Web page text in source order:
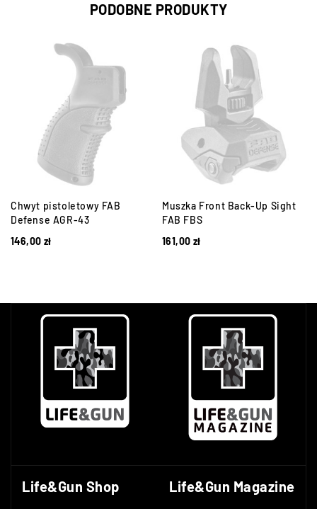
PODOBNE PRODUKTY
Chwyt pistoletowy FAB
Defense AGR-43
146,00 zł
Muszka Front Back-Up Sight
FAB FBS
161,00 zł
Life&Gun Shop Life&Gun Magazine